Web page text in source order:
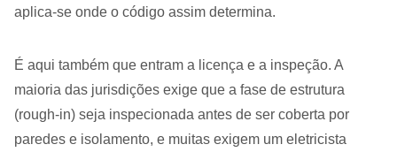
aplica-se onde o código assim determina.
É aqui também que entram a licença e a inspeção. A
maioria das jurisdições exige que a fase de estrutura
(rough-in) seja inspecionada antes de ser coberta por
paredes e isolamento, e muitas exigem um eletricista